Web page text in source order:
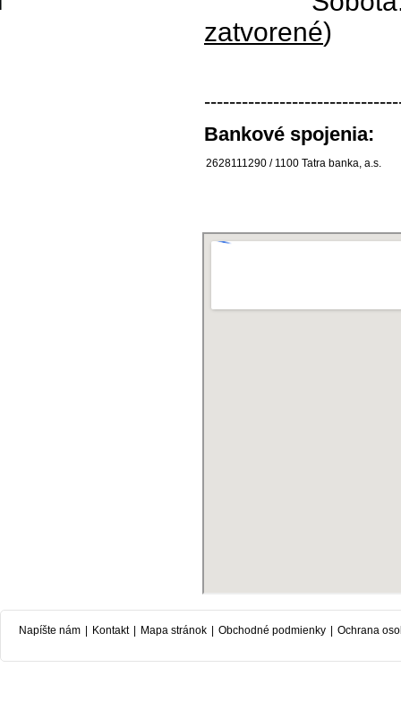
zatvorené)
Bankové spojenia:
2628111290 / 1100 Tatra banka, a.s.
Napíšte nám Kontakt Mapa stránok Obchodné podmienky Ochrana